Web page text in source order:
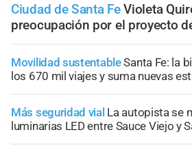
Ciudad de Santa Fe Violeta
preocupación por el proyecto
Movilidad sustentableSanta Fe: la
los 670 mil viajes y suma nuevas
Más seguridad vial La autopista se
luminarias LED entre Sauce Viejo y